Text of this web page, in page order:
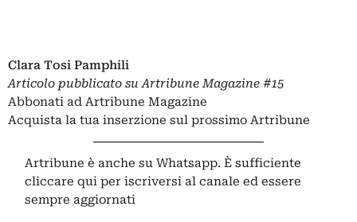
Clara Tosi Pamphili
Articolo pubblicato su Artribune Magazine #15
Abbonati ad Artribune Magazine
Acquista la tua inserzione sul prossimo Artribune
Artribune è anche su Whatsapp. È sufficiente
cliccare qui per iscriversi al canale ed essere
sempre aggiornati